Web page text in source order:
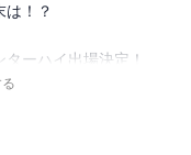
は！？
ーハイ出場決定！